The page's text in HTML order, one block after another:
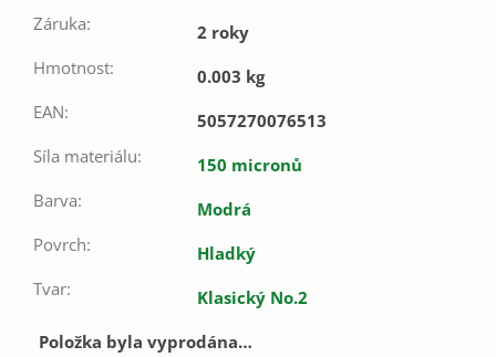
Záruka:
2 roky
Hmotnost:
0.003 kg
EAN:
5057270076513
Síla materiálu:
150 micronů
Barva:
Modrá
Povrch:
Hladký
Tvar:
Klasický No.2
Položka byla vyprodána…